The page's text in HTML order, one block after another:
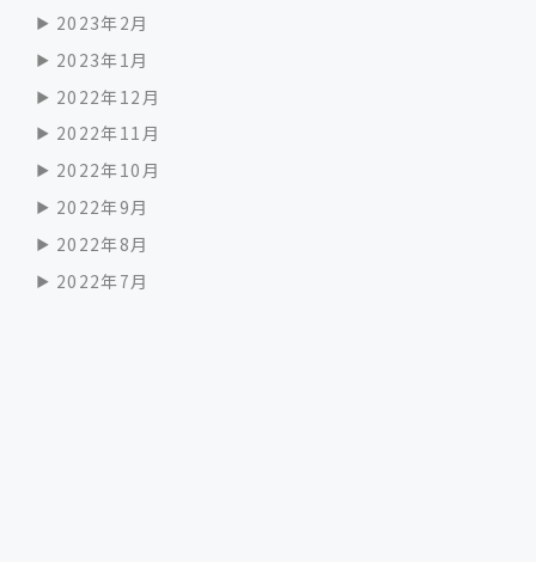
2023年2月
2023年1月
2022年12月
2022年11月
2022年10月
2022年9月
2022年8月
2022年7月